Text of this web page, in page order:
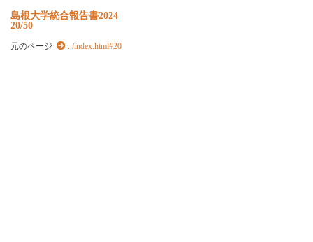
島根大学統合報告書2024
20/50
元のページ ../index.html#20